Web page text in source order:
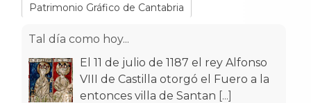
Patrimonio Gráfico de Cantabria
Tal día como hoy...
El 11 de julio de 1187 el rey Alfonso
VIII de Castilla otorgó el Fuero a la
entonces villa de Santan [...]